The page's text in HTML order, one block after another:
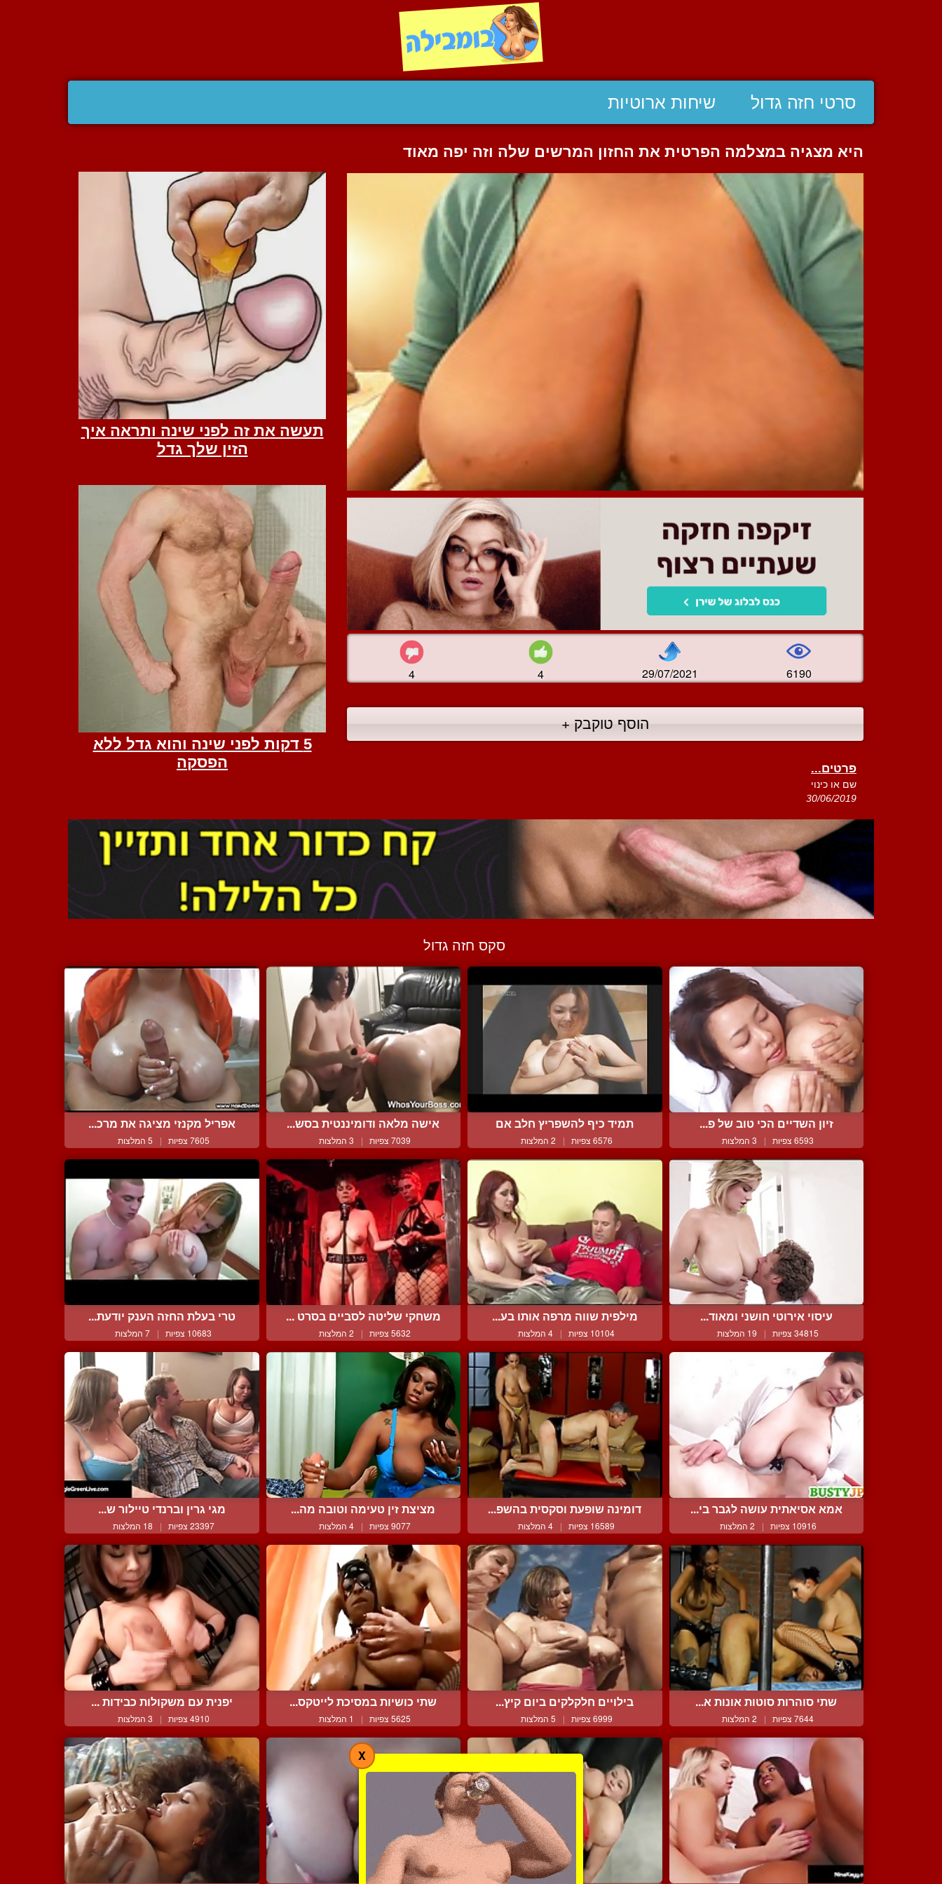
סרטי חזה גדול שיחות ארוטיות
היא מצגיה במצלמה הפרטית את החזון המרשים שלה וזה יפה מאוד
4 4 29/07/2021 6190
הוסף טוקבק +
פרטים...
שם או כינוי
30/06/2019
סקס חזה גדול
זיון השדיים הכי טוב של פ...
6593 צפיות | 3 המלצות
תמיד כיף להשפריץ חלב אם
6576 צפיות | 2 המלצות
אישה מלאה ודומיננטית בסש...
7039 צפיות | 3 המלצות
אפריל מקנזי מציגה את מרכ...
7605 צפיות | 5 המלצות
עיסוי אירוטי חושני ומאוד...
34815 צפיות | 19 המלצות
מילפית שווה מרפה אותו בע...
10104 צפיות | 4 המלצות
משחקי שליטה לסביים בסרט ...
5632 צפיות | 2 המלצות
טרי בעלת החזה הענק יודעת...
10683 צפיות | 7 המלצות
אמא אסיאתית עושה לגבר בי...
10916 צפיות | 2 המלצות
דומינה שופעת וסקסית בהשפ...
16589 צפיות | 4 המלצות
מציצת זין טעימה וטובה מה...
9077 צפיות | 4 המלצות
מגי גרין וברנדי טיילור ש...
23397 צפיות | 18 המלצות
שתי סוהרות סוטות אונות א...
7644 צפיות | 2 המלצות
בילויים חלקלקים ביום קיץ...
6999 צפיות | 5 המלצות
שתי כושיות במסיכת לייטקס...
5625 צפיות | 1 המלצות
יפנית עם משקולות כבידות ...
4910 צפיות | 3 המלצות
X